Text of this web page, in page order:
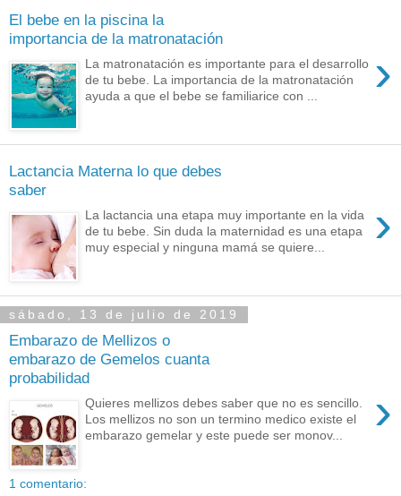
El bebe en la piscina la
importancia de la matronatación
›
La matronatación es importante para el desarrollo
de tu bebe. La importancia de la matronatación
ayuda a que el bebe se familiarice con ...
Lactancia Materna lo que debes
saber
›
La lactancia una etapa muy importante en la vida
de tu bebe. Sin duda la maternidad es una etapa
muy especial y ninguna mamá se quiere...
sábado, 13 de julio de 2019
Embarazo de Mellizos o
embarazo de Gemelos cuanta
probabilidad
›
Quieres mellizos debes saber que no es sencillo.
Los mellizos no son un termino medico existe el
embarazo gemelar y este puede ser monov...
1 comentario: